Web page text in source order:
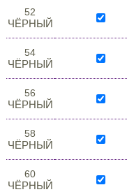
52
ЧЁРНЫЙ
54
ЧЁРНЫЙ
56
ЧЁРНЫЙ
58
ЧЁРНЫЙ
60
ЧЁРНЫЙ